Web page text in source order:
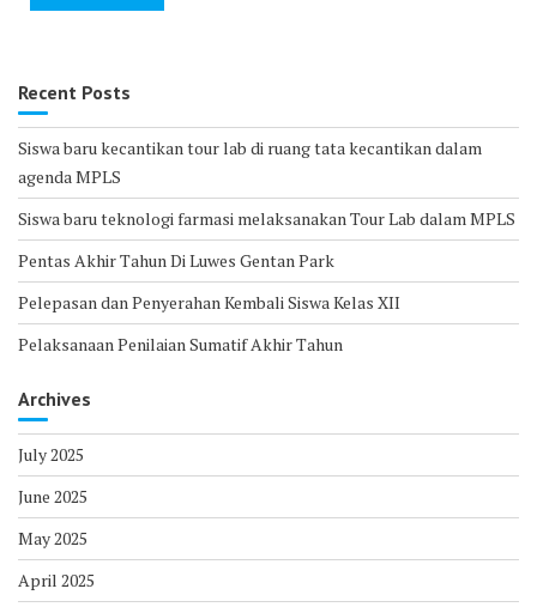
Recent Posts
Siswa baru kecantikan tour lab di ruang tata kecantikan dalam
agenda MPLS
Siswa baru teknologi farmasi melaksanakan Tour Lab dalam MPLS
Pentas Akhir Tahun Di Luwes Gentan Park
Pelepasan dan Penyerahan Kembali Siswa Kelas XII
Pelaksanaan Penilaian Sumatif Akhir Tahun
Archives
July 2025
June 2025
May 2025
April 2025